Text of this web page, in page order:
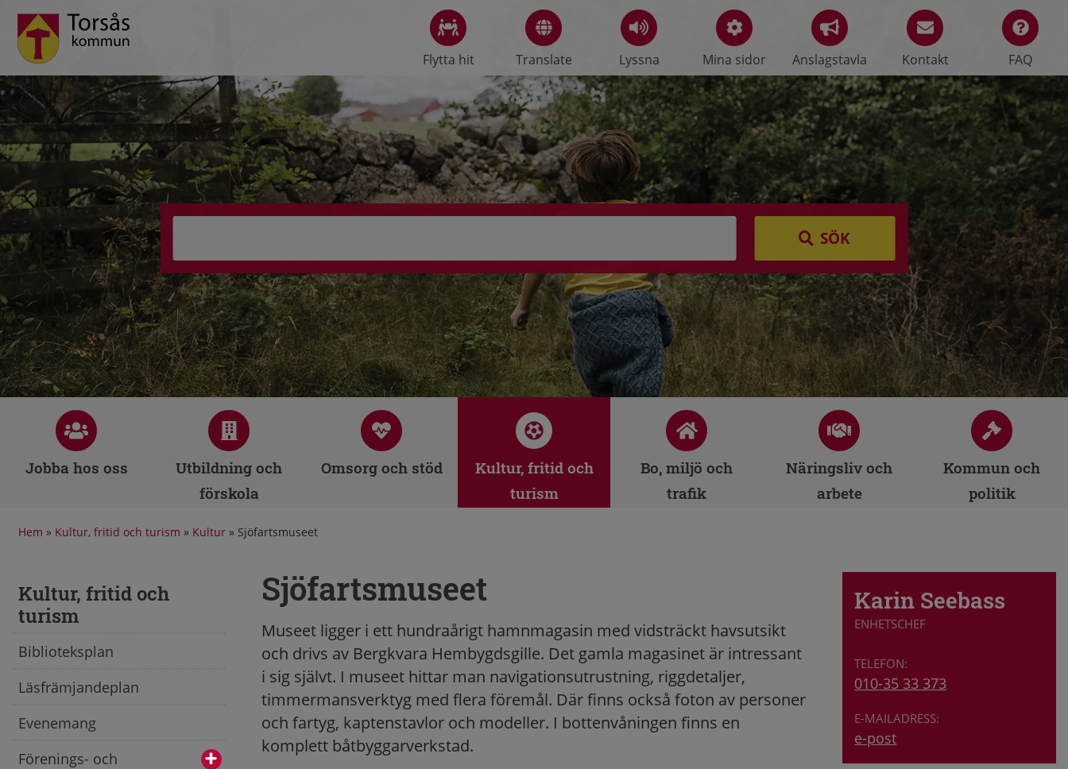
Flytta hit Translate Lyssna Mina sidor Anslagstavla Kontakt FAQ
SÖK
Jobba hos oss
Utbildning och
förskola
Omsorg och stöd
Kultur, fritid och
turism
Bo, miljö och
trafik
Näringsliv och
arbete
Kommun och
politik
Hem » Kultur, fritid och turism » Kultur » Sjöfartsmuseet
Kultur, fritid och
turism
Biblioteksplan
Läsfrämjandeplan
Evenemang
Förenings- och
Sjöfartsmuseet
Museet ligger i ett hundraårigt hamnmagasin med vidsträckt havsutsikt
och drivs av Bergkvara Hembygdsgille. Det gamla magasinet är intressant
i sig självt. I museet hittar man navigationsutrustning, riggdetaljer,
timmermansverktyg med flera föremål. Där finns också foton av personer
och fartyg, kaptenstavlor och modeller. I bottenvåningen finns en
komplett båtbyggarverkstad.
Karin Seebass
ENHETSCHEF
010-35 33 373
e-post